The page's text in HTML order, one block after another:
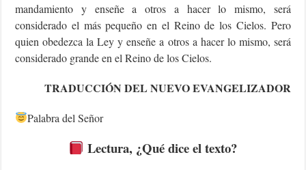
mandamiento y enseñe a otros a hacer lo mismo, será
considerado el más pequeño en el Reino de los Cielos. Pero
quien obedezca la Ley y enseñe a otros a hacer lo mismo, será
considerado grande en el Reino de los Cielos.
TRADUCCIÓN DEL NUEVO EVANGELIZADOR
Palabra del Señor
Lectura, ¿Qué dice el texto?